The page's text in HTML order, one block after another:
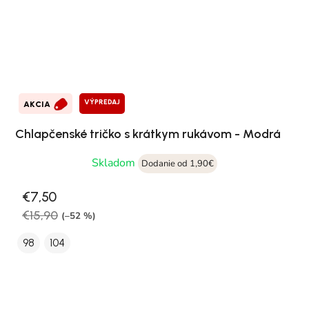
AKCIA VÝPREDAJ
Chlapčenské tričko s krátkym rukávom - Modrá
Skladom
Dodanie od 1,90€
€7,50
€15,90 (–52 %)
98 104